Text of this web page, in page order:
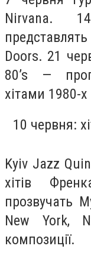
Nirvana.
Doors. 21
80’s —
хітами 1980-
10 червня:
Kyiv Jazz
хітів
прозвучать
New York,
композиції.